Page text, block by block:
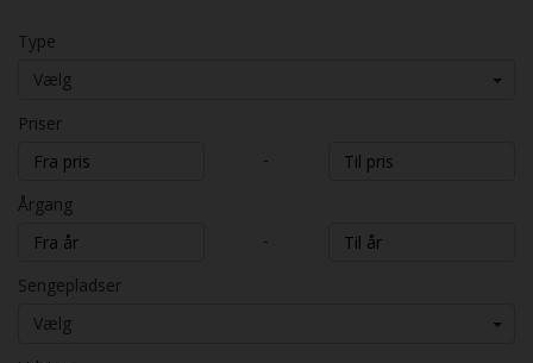
Type
Vælg
Priser
-
Årgang
-
Sengepladser
Vælg